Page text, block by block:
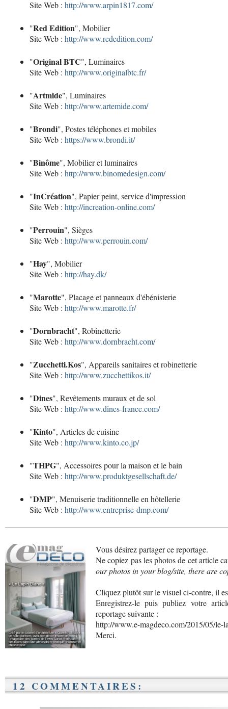
Site Web : http://www.arpin1817.com/
"Red Edition", Mobilier
Site Web : http://www.rededition.com/
"Original BTC", Luminaires
Site Web : http://www.originalbtc.fr/
"Artmide", Luminaires
Site Web : http://www.artemide.com/
"Brondi", Postes téléphones et mobiles
Site Web : https://www.brondi.it/
"Binôme", Mobilier et luminaires
Site Web : http://www.binomedesign.com/
"InCréation", Papier peint, service d'impression
Site Web : http://increation-online.com/
"Perrouin", Sièges
Site Web : http://www.perrouin.com/
"Hay", Mobilier
Site Web : http://hay.dk/
"Marotte", Placage et panneaux d'ébénisterie
Site Web : http://www.marotte.fr/
"Dornbracht", Robinetterie
Site Web : http://www.dornbracht.com/
"Zucchetti.Kos", Appareils sanitaires et robinetterie
Site Web : http://www.zucchettikos.it/
"Dines", Revêtements muraux et de sol
Site Web : http://www.dines-france.com/
"Kinto", Articles de cuisine
Site Web : http://www.kinto.co.jp/
"THPG", Accessoires pour la maison et le bain
Site Web : http://www.produktgesellschaft.de/
"DMP", Menuiserie traditionnelle en hôtellerie
Site Web : http://www.entreprise-dmp.com/
Vous désirez partager ce reportage.
Ne copiez pas les photos de cet article
our photos in your blog/site, there are
Cliquez plutôt sur le visuel ci-contre, il
Enregistrez-le puis publiez votre
reportage suivante :
http://www.e-magdeco.com/2015/05/le-
Merci.
12 COMMENTAIRES: